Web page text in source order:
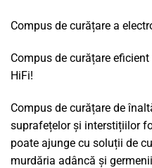
Compus de curățare a
Compus de curățare
HiFi!
Compus de curățare de
suprafețelor și interstițiilor
poate ajunge cu soluții de
murdăria adâncă și